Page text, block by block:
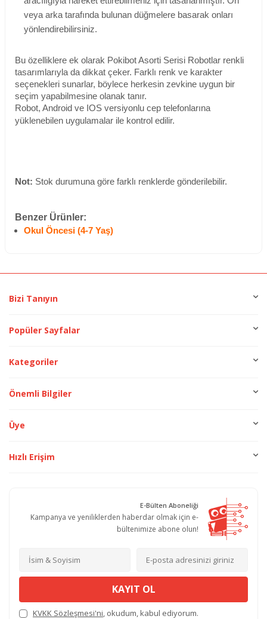
veya arka tarafında bulunan düğmelere basarak onları
yönlendirebilirsiniz.
Bu özelliklere ek olarak Pokibot Asorti Serisi Robotlar renkli
tasarımlarıyla da dikkat çeker. Farklı renk ve karakter
seçenekleri sunarlar, böylece herkesin zevkine uygun bir
seçim yapabilmesine olanak tanır.
Robot, Android ve IOS versiyonlu cep telefonlarına
yüklenebilen uygulamalar ile kontrol edilir.
Not: Stok durumuna göre farklı renklerde gönderilebilir.
Benzer Ürünler:
Okul Öncesi (4-7 Yaş)
Bizi Tanıyın
Popüler Sayfalar
Kategoriler
Önemli Bilgiler
Üye
Hızlı Erişim
E-Bülten Aboneliği
Kampanya ve yeniliklerden haberdar olmak için e-
bültenimize abone olun!
KAYIT OL
KVKK Sözleşmesi'ni, okudum, kabul ediyorum.